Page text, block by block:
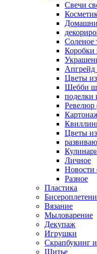
Свечи
Соленое
Коробки
Апгрейд
Цветы
Шебби
поделки
Ревелюр
Цветы
Личное
Новости
Разное
Пластика
Вязание
Мыловарение
Декупаж
Игрушки
Скрапбукинг
Шитье